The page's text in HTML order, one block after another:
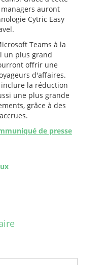
auront
Cytric Easy
Teams à la
un plus grand
offrir une
d'affaires.
la réduction
une plus grande
grâce à des
de presse